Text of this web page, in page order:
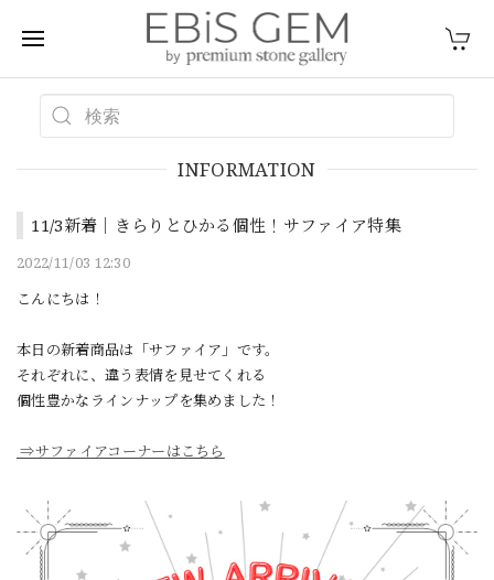
INFORMATION
11/3新着｜きらりとひかる個性！サファイア特集
2022/11/03 12:30
こんにちは！
本日の新着商品は「サファイア」です。
それぞれに、違う表情を見せてくれる
個性豊かなラインナップを集めました！
⇒サファイアコーナーはこちら